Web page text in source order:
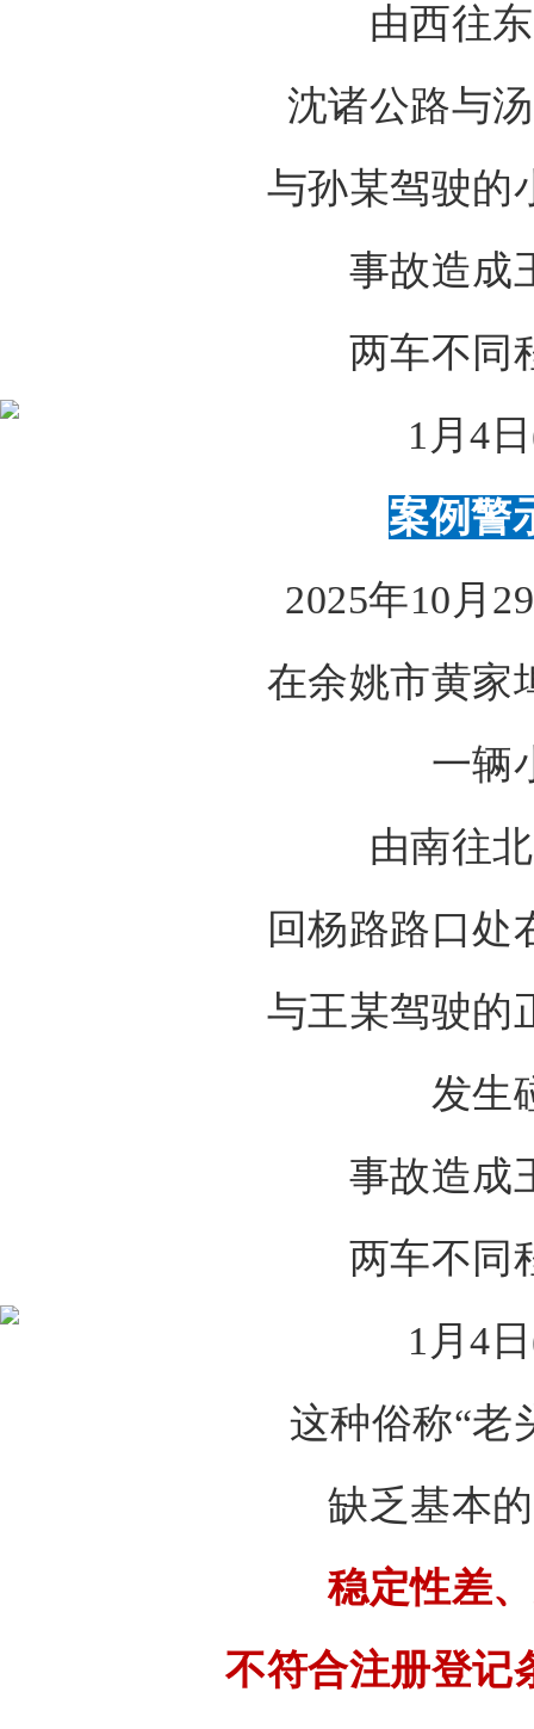
由西往
沈诸公路与
与孙某驾驶的
事故造成
两车不同
案例警
2025年10月
在余姚市黄家
一辆
由南往
回杨路路口处
与王某驾驶的
发生
事故造成
两车不同
这种俗称“老
缺乏基本
稳定性差
不符合注册登记